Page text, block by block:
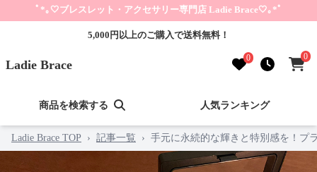
ﾟ*｡🤍ブレスレット・アクセサリー専門店 Ladie Brace🤍｡*ﾟ
5,000円以上のご購入で送料無料！
Ladie Brace 0 0
商品を検索する 人気ランキング
Ladie Brace TOP › 記事一覧 › 手元に永続的な輝きと特別感を！プ